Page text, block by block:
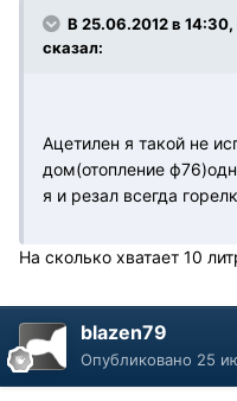
В 25.06.2012 в
сказал:
Ацетилен я такой не
дом(отопление
я и резал всегда
На сколько хватает 10
blazen79
Опубликовано 25